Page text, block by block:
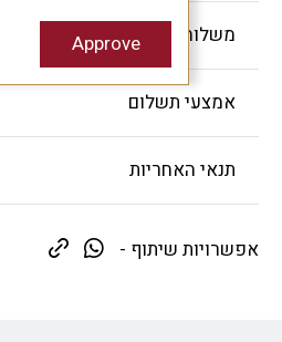
משלוחים והחזרות
אמצעי תשלום
תנאי האחריות
אפשרויות שיתוף -
Approve